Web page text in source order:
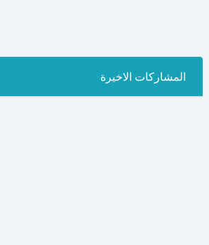
المشاركات الاخيرة